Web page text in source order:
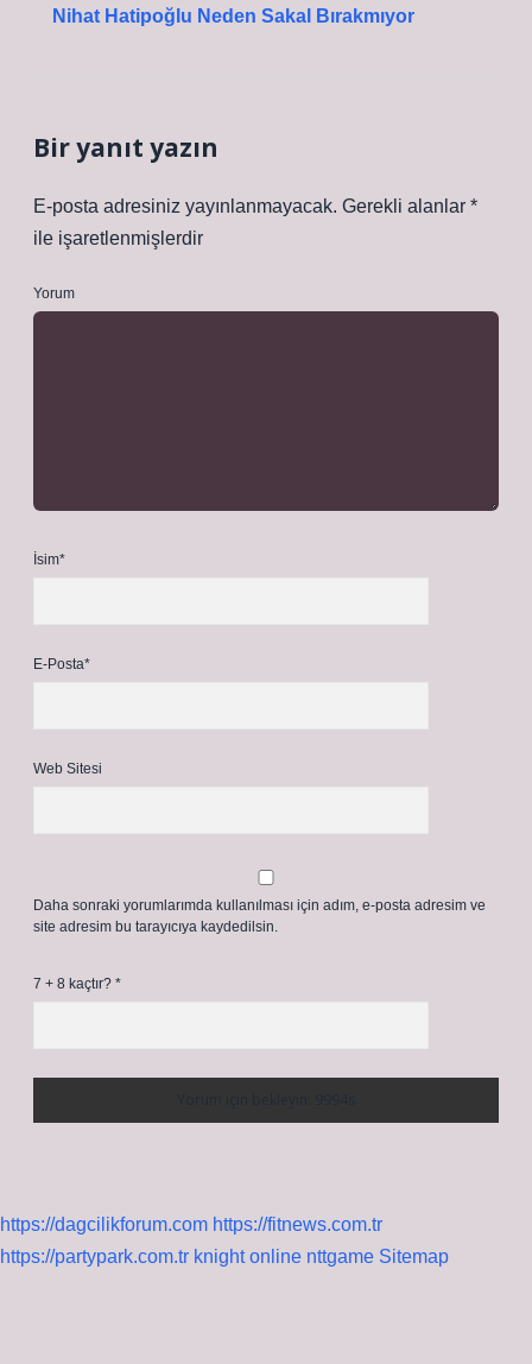
Nihat Hatipoğlu Neden Sakal Bırakmıyor
Bir yanıt yazın
E-posta adresiniz yayınlanmayacak. Gerekli alanlar *
ile işaretlenmişlerdir
Yorum
İsim*
E-Posta*
Web Sitesi
Daha sonraki yorumlarımda kullanılması için adım, e-posta adresim ve
site adresim bu tarayıcıya kaydedilsin.
7 + 8 kaçtır? *
https://dagcilikforum.com https://fitnews.com.tr
https://partypark.com.tr knight online nttgame Sitemap